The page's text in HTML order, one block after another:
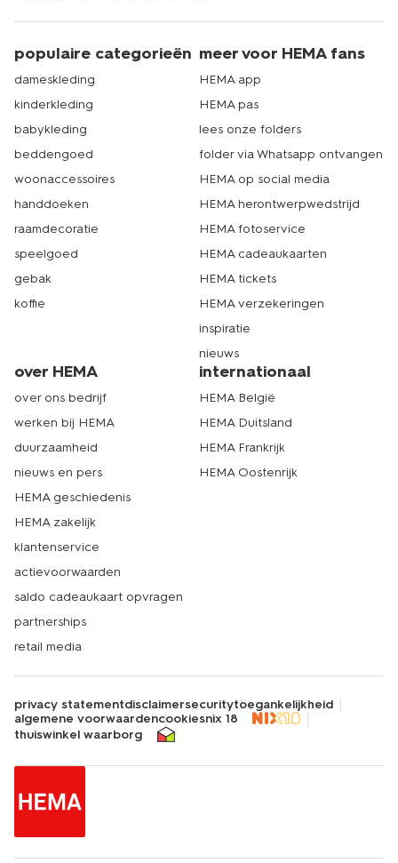
populaire categorieën
dameskleding
kinderkleding
babykleding
beddengoed
woonaccessoires
handdoeken
raamdecoratie
speelgoed
gebak
koffie
meer voor HEMA fans
HEMA app
HEMA pas
lees onze folders
folder via Whatsapp ontvangen
HEMA op social media
HEMA herontwerpwedstrijd
HEMA fotoservice
HEMA cadeaukaarten
HEMA tickets
HEMA verzekeringen
inspiratie
nieuws
over HEMA
over ons bedrijf
werken bij HEMA
duurzaamheid
nieuws en pers
HEMA geschiedenis
HEMA zakelijk
klantenservice
actievoorwaarden
saldo cadeaukaart opvragen
partnerships
retail media
internationaal
HEMA België
HEMA Duitsland
HEMA Frankrijk
HEMA Oostenrijk
privacy statementdisclaimersecuritytoegankelijkheid
algemene voorwaardencookiesnix 18
thuiswinkel waarborg